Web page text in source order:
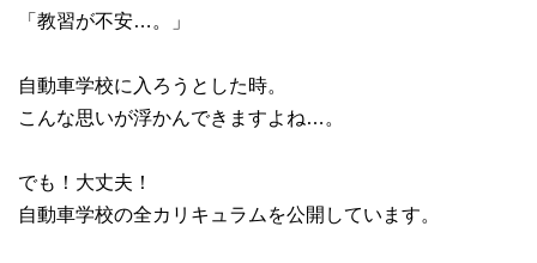
「教習が不安…。」
自動車学校に入ろうとした時。
こんな思いが浮かんできますよね…。
でも！大丈夫！
自動車学校の全カリキュラムを公開しています。